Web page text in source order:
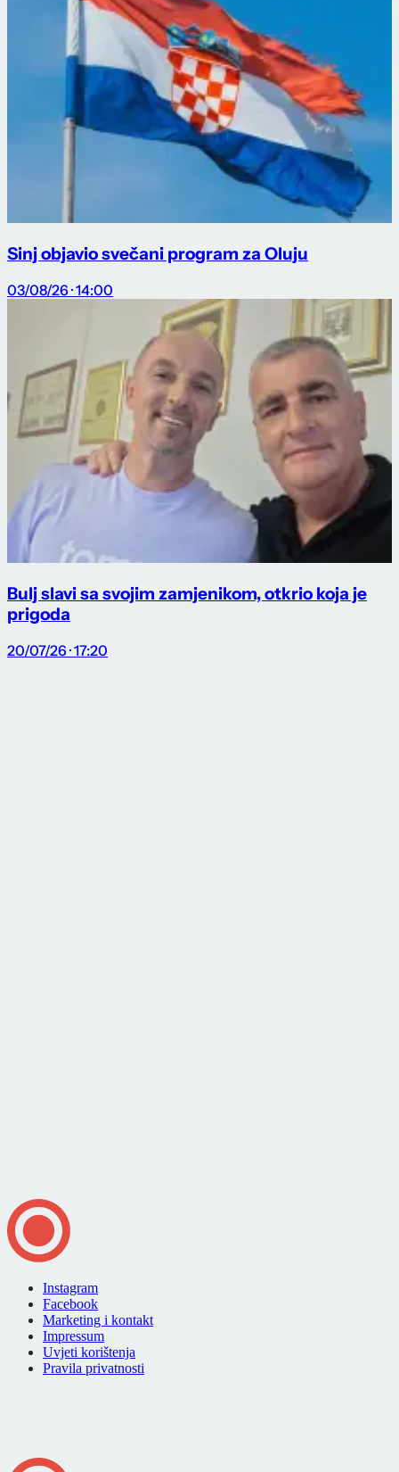
Sinj objavio svečani program za Oluju
03/08/26 · 14:00
Bulj slavi sa svojim zamjenikom, otkrio koja je
prigoda
20/07/26 · 17:20
Instagram
Facebook
Marketing i kontakt
Impressum
Uvjeti korištenja
Pravila privatnosti